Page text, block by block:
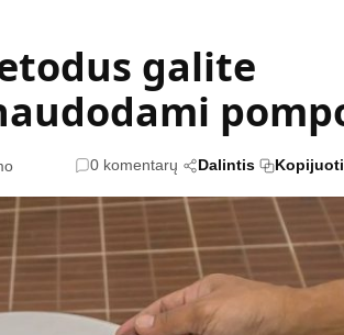
Kultūra
Sodas ir daržas
Sveikata ir grožis
Karjera
Psichologinė sveikata
galite
0 komentarų Dalintis